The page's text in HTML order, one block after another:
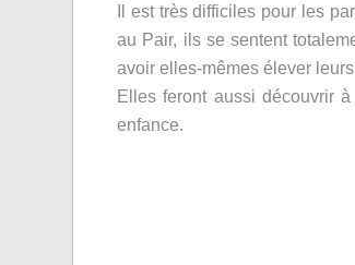
Il est très difficiles pour les
au Pair, ils se sentent
avoir elles-mêmes élever
Elles feront aussi découvrir
enfance.